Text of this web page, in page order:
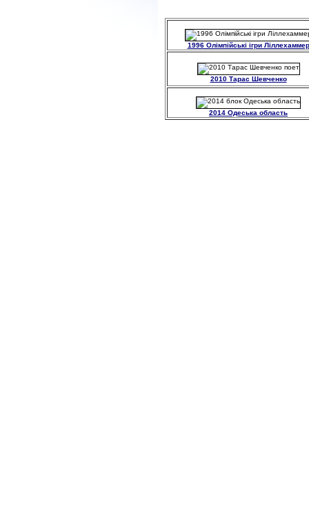
1996 Олімпійські ігри Ліллехаммер
2010 Тарас Шевченко
2014 Одеська область